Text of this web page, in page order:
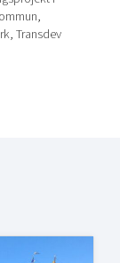
Transdev